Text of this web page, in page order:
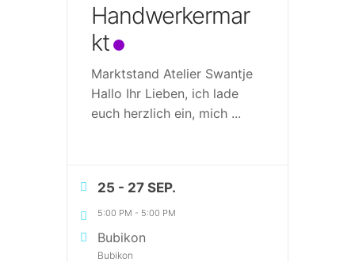
Handwerkermar
kt
Marktstand Atelier Swantje
Hallo Ihr Lieben, ich lade
euch herzlich ein, mich ...
25 - 27 SEP.
5:00 PM - 5:00 PM
Bubikon
Bubikon